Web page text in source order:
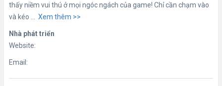
thấy niềm vui thú ở mọi ngóc ngách của game! Chỉ cần chạm vào
và kéo ...
Xem thêm >>
Nhà phát triển
Website:
Email: